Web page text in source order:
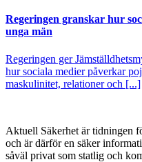
Regeringen granskar hur
unga män
Regeringen ger
hur sociala medier påverkar
maskulinitet, relationer och [...]
Aktuell Säkerhet är tidningen
och är därför en säker
såväl privat som statlig och